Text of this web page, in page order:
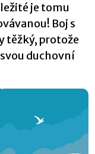
je tomu
Boj s
těžký, protože
duchovní